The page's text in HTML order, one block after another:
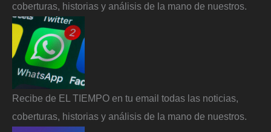
coberturas, historias y análisis de la mano de nuestros.
Recibe de EL TIEMPO en tu email todas las noticias,
coberturas, historias y análisis de la mano de nuestros.